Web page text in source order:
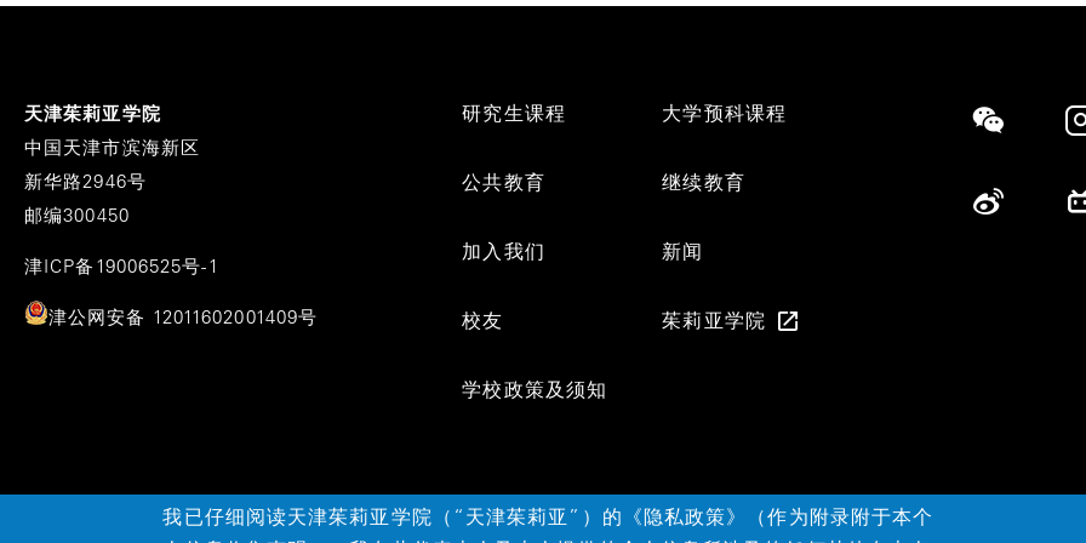
天津茱莉亚学院
中国天津市滨海新区
新华路2946号
邮编300450
津ICP备19006525号-1
津公网安备 12011602001409号
Footer
研究生课程 大学预科课程
公共教育 继续教育
加入我们 新闻
校友 茱莉亚学院
学校政策及须知
Social
我已仔细阅读天津茱莉亚学院（“天津茱莉亚”）的《隐私政策》（作为附录附于本个